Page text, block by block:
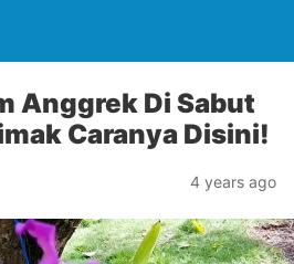
Anggrek Di Sabut
Caranya Disini!
4 years ago